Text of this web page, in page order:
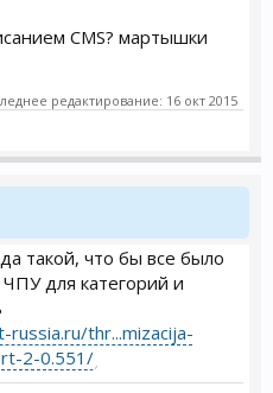
CMS? мартышки
редактирование: 16 окт 2015
такой, что бы все было
для категорий и
thr...mizacija-
2-0.551/